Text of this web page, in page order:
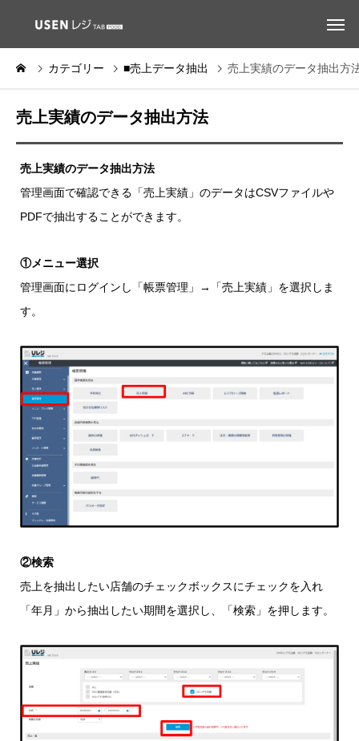
カテゴリー ■売上データ抽出 売上実績のデータ抽出方
売上実績のデータ抽出方法
売上実績のデータ抽出方法
管理画面で確認できる「売上実績」のデータはCSVファイルや
PDFで抽出することができます。
①メニュー選択
管理画面にログインし「帳票管理」→「売上実績」を選択しま
す。
②検索
売上を抽出したい店舗のチェックボックスにチェックを入れ
「年月」から抽出したい期間を選択し、「検索」を押します。